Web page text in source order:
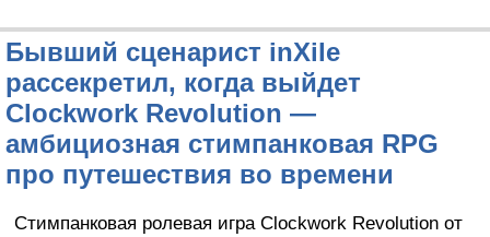
Бывший сценарист inXile
рассекретил, когда выйдет
Clockwork Revolution —
амбициозная стимпанковая RPG
про путешествия во времени
Стимпанковая ролевая игра Clockwork Revolution от